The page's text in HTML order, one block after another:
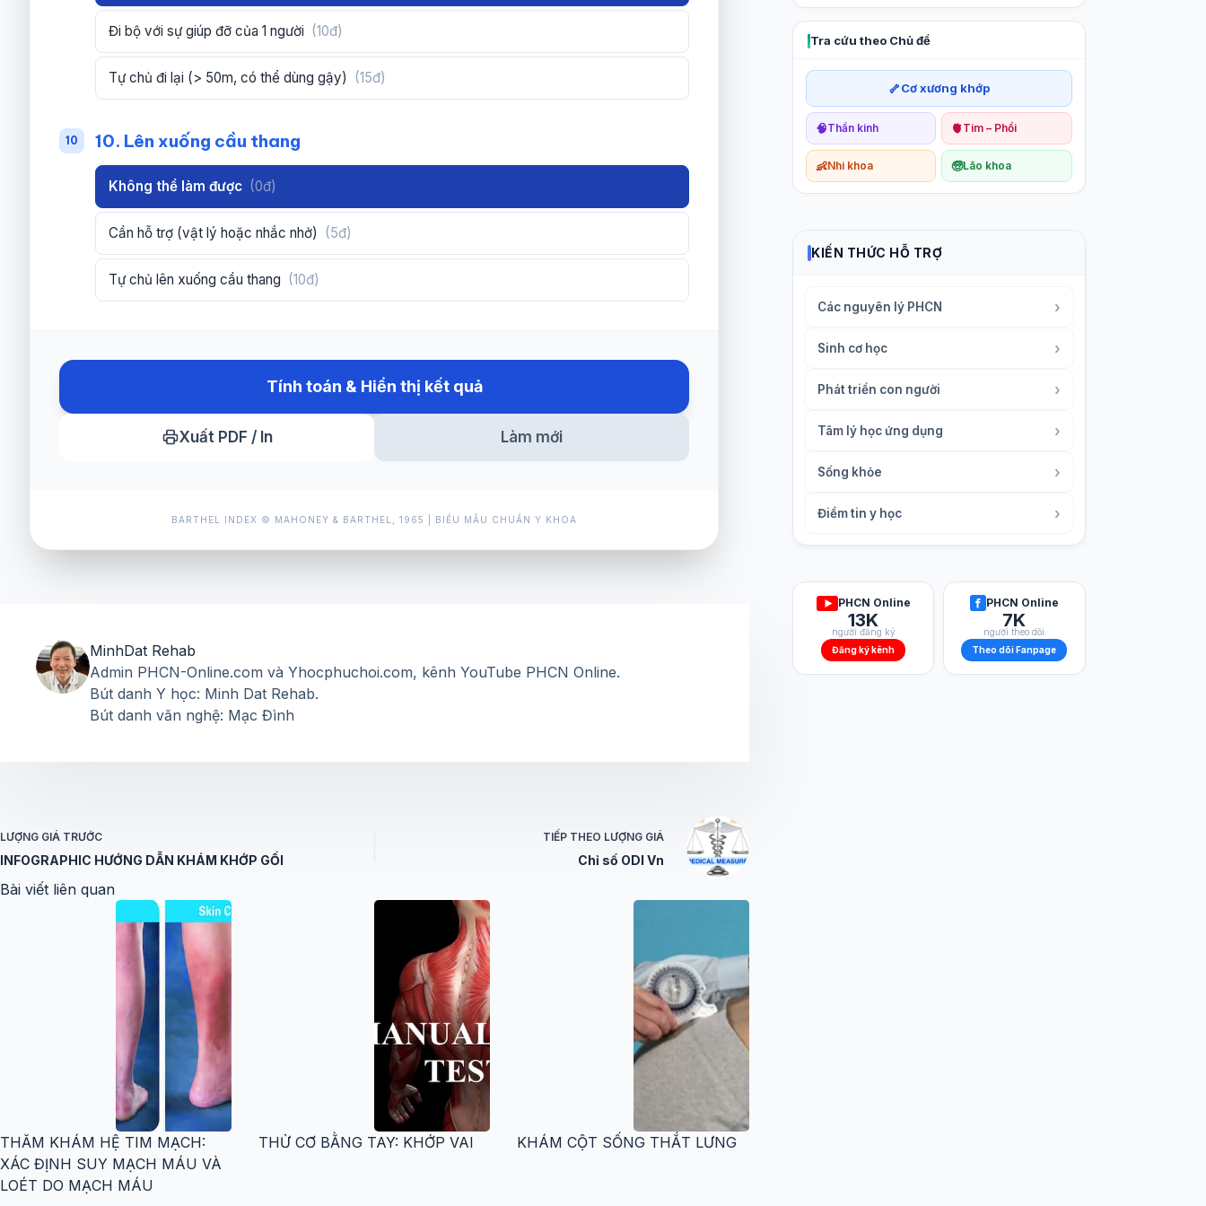
Đi bộ với sự giúp đỡ của 1 người (10đ)
Tự chủ đi lại (> 50m, có thể dùng gậy) (15đ)
10 10. Lên xuống cầu thang
Không thể làm được (0đ)
Cần hỗ trợ (vật lý hoặc nhắc nhở) (5đ)
Tự chủ lên xuống cầu thang (10đ)
Tính toán & Hiển thị kết quả
Xuất PDF / In Làm mới
BARTHEL INDEX © MAHONEY & BARTHEL, 1965 | BIỂU MẪU CHUẨN Y KHOA
MinhDat Rehab
Admin PHCN-Online.com và Yhocphuchoi.com, kênh YouTube PHCN Online.
Bút danh Y học: Minh Dat Rehab.
Bút danh văn nghệ: Mạc Đình
LƯỢNG GIÁ TRƯỚC
INFOGRAPHIC HƯỚNG DẪN KHÁM KHỚP GỐI
TIẾP THEO LƯỢNG GIÁ
Chỉ số ODI Vn
Bài viết liên quan
THĂM KHÁM HỆ TIM MẠCH:
XÁC ĐỊNH SUY MẠCH MÁU VÀ
LOÉT DO MẠCH MÁU
THỬ CƠ BẰNG TAY: KHỚP VAI KHÁM CỘT SỐNG THẮT LƯNG
Tra cứu theo Chủ đề
🦴Cơ xương khớp
🧠Thần kinh 🫀Tim – Phổi
👶Nhi khoa 🧓Lão khoa
KIẾN THỨC HỖ TRỢ
Các nguyên lý PHCN ›
Sinh cơ học ›
Phát triển con người ›
Tâm lý học ứng dụng ›
Sống khỏe ›
Điểm tin y học ›
PHCN Online
13K
người đăng ký
Đăng ký kênh
PHCN Online
7K
người theo dõi
Theo dõi Fanpage